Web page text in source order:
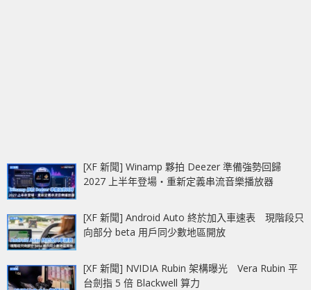
[XF 新聞] Winamp 夥拍 Deezer 準備強勢回歸
2027 上半年登場‧重新定義串流音樂播放器
[XF 新聞] Android Auto 終於加入車速表 現階段只
向部分 beta 用戶同少數地區開放
[XF 新聞] NVIDIA Rubin 架構曝光 Vera Rubin 平
台劍指 5 倍 Blackwell 算力